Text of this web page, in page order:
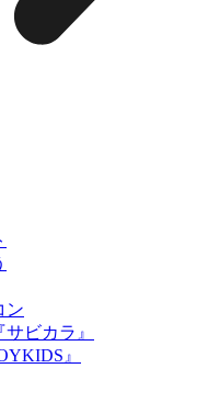
ン
ビカラ』
』